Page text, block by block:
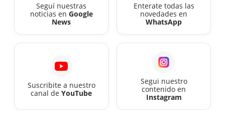
2%
Seguí nuestras
noticias en Google
News
Enterate todas las
novedades en
WhatsApp
Suscribite a nuestro
canal de YouTube
Segui nuestro
contenido en
Instagram